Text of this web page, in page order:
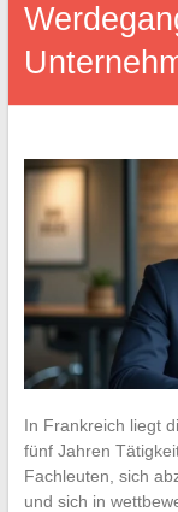
In Frankreich liegt
fünf Jahren
Fachleuten, sich
und sich in